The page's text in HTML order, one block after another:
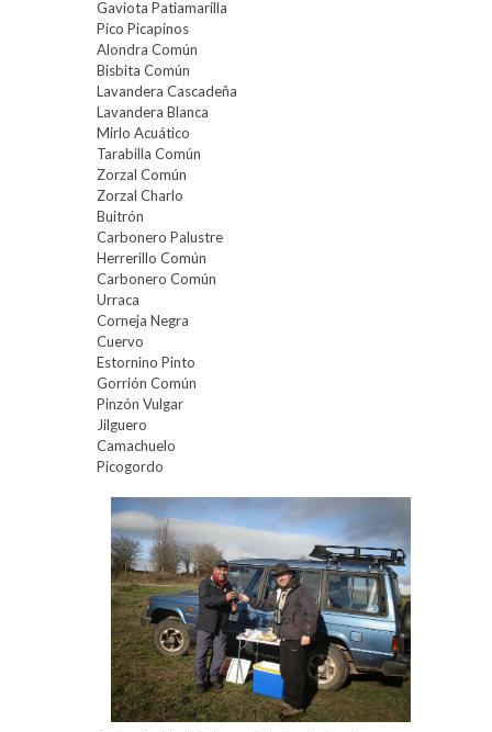
Gaviota Patiamarilla
Pico Picapinos
Alondra Común
Bisbita Común
Lavandera Cascadeña
Lavandera Blanca
Mirlo Acuático
Tarabilla Común
Zorzal Común
Zorzal Charlo
Buitrón
Carbonero Palustre
Herrerillo Común
Carbonero Común
Urraca
Corneja Negra
Cuervo
Estornino Pinto
Gorrión Común
Pinzón Vulgar
Jilguero
Camachuelo
Picogordo